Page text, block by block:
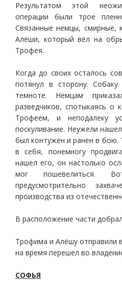
Результатом этой
операции были трое
Связанные немцы, смирные,
Алёши, который вёл на
Трофея.
Когда до своих осталось
потянул в сторону.
темноте. Немцам
разведчиков, спотыкаясь о
Трофеем, и неподалеку
поскуливание. Неужели
был контужен и ранен в бою.
в себя, понемногу
нашел его, он настолько
мог пошевелиться.
предусмотрительно
производства из
В расположение части
Трофима и Алёшу отправили
на время перешел во
СОФЬЯ